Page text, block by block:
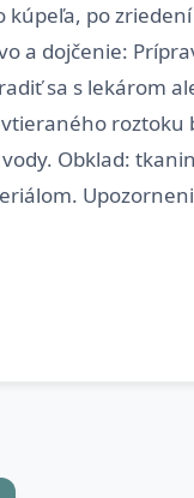
po
a dojčenie:
sa s lekárom
roztoku
Obklad: